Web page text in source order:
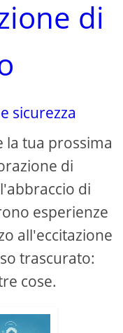
di
sicurezza
tua prossima
di
di
esperienze
all'eccitazione
trascurato:
cose.